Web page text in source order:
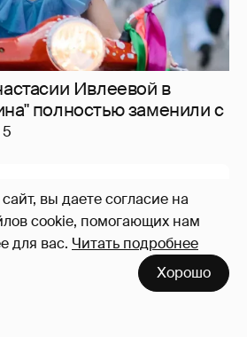
вы даете согласие на
cookie, помогающих нам
для вас. Читать подробнее
Хорошо
Ивлеевой в
полностью заменили с
5